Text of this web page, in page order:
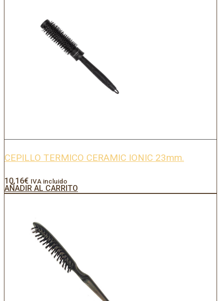
CEPILLO TERMICO CERAMIC IONIC 23mm.
10,16€ IVA incluido
AÑADIR AL CARRITO